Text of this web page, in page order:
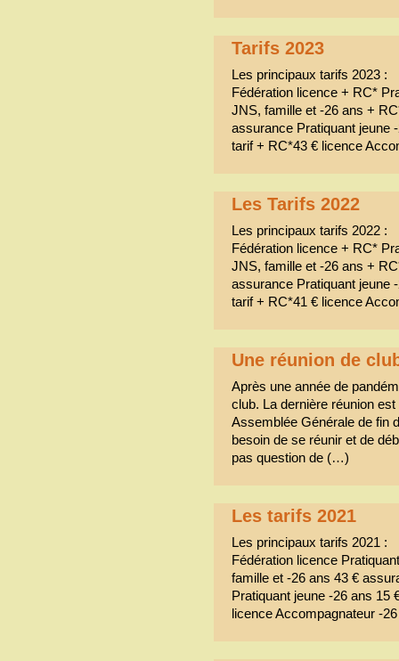
Tarifs 2023
Les principaux tarifs 2023 :
Fédération licence + RC*
JNS, famille et -26 ans +
assurance Pratiquant jeune
tarif + RC*43 € licence
Les Tarifs 2022
Les principaux tarifs 2022 :
Fédération licence + RC*
JNS, famille et -26 ans +
assurance Pratiquant jeune
tarif + RC*41 € licence
Une réunion de
Après une année de
club. La dernière réunion
Assemblée Générale de fin
besoin de se réunir et de
pas question de (…)
Les tarifs 2021
Les principaux tarifs 2021 :
Fédération licence
famille et -26 ans 43 €
Pratiquant jeune -26 ans 15
licence Accompagnateur -